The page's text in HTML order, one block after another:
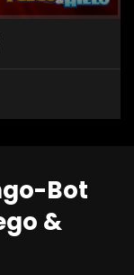
Bot
&